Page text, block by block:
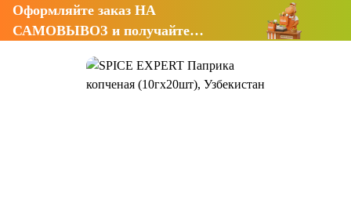
Оформляйте заказ НА
САМОВЫВОЗ и получайте